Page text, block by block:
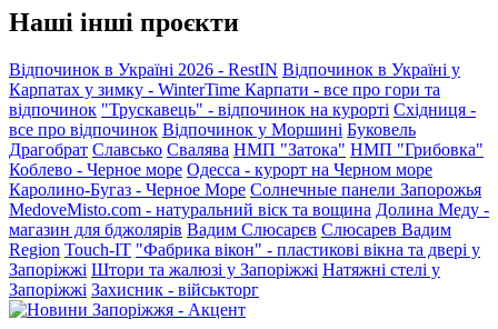
Наші інші проєкти
Відпочинок в Україні 2026 - RestIN Відпочинок в Україні у
Карпатах у зимку - WinterTime Карпати - все про гори та
відпочинок "Трускавець" - відпочинок на курорті Східниця -
все про відпочинок Відпочинок у Моршині Буковель
Драгобрат Славсько Свалява НМП "Затока" НМП "Грибовка"
Коблево - Черное море Одесса - курорт на Черном море
Каролино-Бугаз - Черное Море Солнечные панели Запорожья
MedoveMisto.com - натуральний віск та вощина Долина Меду -
магазин для бджолярів Вадим Слюсарєв Слюсарев Вадим
Region Touch-IT "Фабрика вікон" - пластикові вікна та двері у
Запоріжжі Штори та жалюзі у Запоріжжі Натяжні стелі у
Запоріжжі Захисник - військторг